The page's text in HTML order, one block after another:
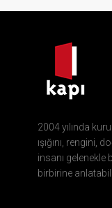
2004 yılında
ışığını, rengini,
insanı gelenekle
birbirine